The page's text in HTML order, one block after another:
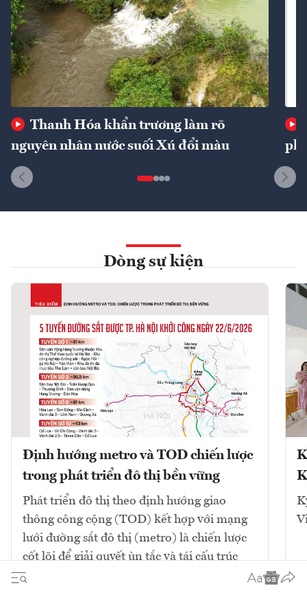
Thanh Hóa khẩn trương làm rõ
nguyên nhân nước suối Xú đổi màu
phí
Dòng sự kiện
Định hướng metro và TOD chiến lược
trong phát triển đô thị bền vững
Phát triển đô thị theo định hướng giao
thông công cộng (TOD) kết hợp với mạng
lưới đường sắt đô thị (metro) là chiến lược
cốt lõi để giải quyết ùn tắc và tái cấu trúc
không gian. Mô hình này tập...